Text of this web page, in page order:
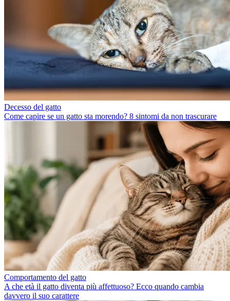
Decesso del gatto
Come capire se un gatto sta morendo? 8 sintomi da non trascurare
Comportamento del gatto
A che età il gatto diventa più affettuoso? Ecco quando cambia
davvero il suo carattere